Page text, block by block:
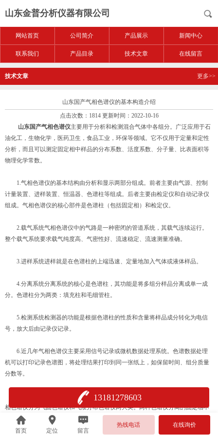
山东金普分析仪器有限公司
网站首页 公司简介 产品展示 新闻中心
联系我们 产品目录 技术文章 在线留言
技术文章 更多>>
山东国产气相色谱仪的基本构造介绍
点击次数：1814 更新时间：2022-10-16
山东国产气相色谱仪主要用于分析和检测混合气体中各组分。广泛应用于石
油化工，生物化学，医药卫生，食品工业，环保等领域。它不仅用于定量和定性
分析，而且可以测定固定相中样品的分布系数、活度系数、分子量、比表面积等
物理化学常数。
1.气相色谱仪的基本结构由分析和显示两部分组成。前者主要由气源、控制
计量装置、进样装置、恒温器、色谱柱等组成。后者主要由检定仪和自动记录仪
组成。气相色谱仪的核心部件是色谱柱（包括固定相）和检定仪。
2.载气系统气相色谱仪中的气路是一种密闭的管道系统，其载气连续运行。
整个载气系统要求载气纯度高、气密性好、流速稳定、流速测量准确。
3.进样系统进样就是在色谱柱的上端迅速、定量地加入气体或液体样品。
4.分离系统分离系统的核心是色谱柱，其功能是将多组分样品分离成单一成
分。色谱柱分为两类：填充柱和毛细管柱。
5.检测系统检测器的功能是根据色谱柱的性质和含量将样品成分转化为电信
号，放大后由记录仪记录。
6.近几年气相色谱仪主要采用信号记录或微机数据处理系统。色谱数据处理
机可以打印记录色谱图，将处理结果打印到同一张纸上，如保留时间、组分质量
分数等。
7.用于对色谱柱、检测器、气化室温度进行控制与测量的温度控制系统。气
相色谱仪分为气固色谱仪和气液分布色谱仪两大类。两种色谱仪分离的固定相不
同，但是仪器结构相同。
13181278603
首页 定位 留言
热线电话 在线询价